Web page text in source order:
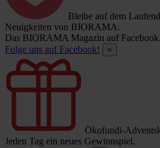
Bleibe auf dem
Neuigkeiten von BIORAMA.
Das BIORAMA Magazin auf Facebook.
Folge uns auf Facebook!
×
Ökofundi-
Jeden Tag ein neues Gewinnspiel.